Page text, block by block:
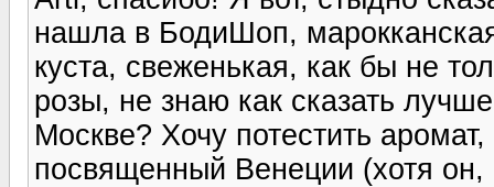
нашла в БодиШоп,
куста, свеженькая, как бы не
розы, не знаю как сказать
Москве? Хочу потестить
посвященный Венеции (хотя